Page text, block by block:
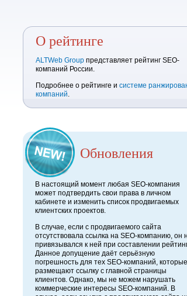
О рейтинге
ALTWeb Group представляет рейтинг SEO-
компаний России.
Подробнее о рейтинге и системе
компаний.
Обновления
В настоящий момент любая SEO-компания
может подтвердить свои права в личном
кабинете и изменить список продвигаемых
клиентских проектов.
В случае, если с продвигаемого сайта
отсутствовала ссылка на SEO-компанию, он
привязывался к ней при составлении
Данное допущение даёт серьёзную
погрешность для тех SEO-компаний,
размещают ссылку с главной страницы
клиентов. Однако, мы не можем нарушать
коммерческие интересы SEO-компаний. В